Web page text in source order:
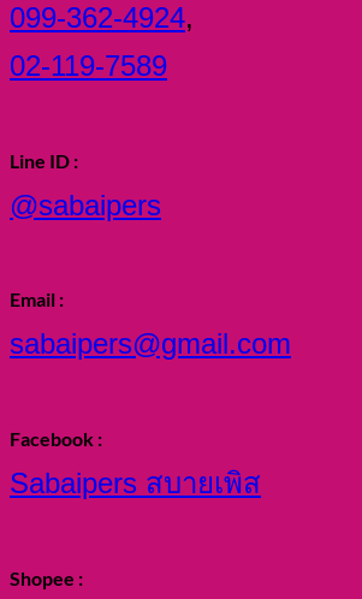
099-362-4924,
02-119-7589
Line ID :
@sabaipers
Email :
sabaipers@gmail.com
Facebook :
Sabaipers สบายเพิส
Shopee :